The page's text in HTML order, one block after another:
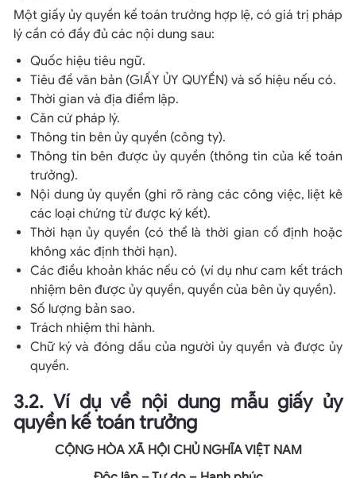
Một giấy ủy quyền kế toán trưởng hợp lệ, có giá trị pháp
lý cần có đầy đủ các nội dung sau:
Quốc hiệu tiêu ngữ.
Tiêu đề văn bản (GIẤY ỦY QUYỀN) và số hiệu nếu có.
Thời gian và địa điểm lập.
Căn cứ pháp lý.
Thông tin bên ủy quyền (công ty).
Thông tin bên được ủy quyền (thông tin của kế toán
trưởng).
Nội dung ủy quyền (ghi rõ ràng các công việc, liệt kê
các loại chứng từ được ký kết).
Thời hạn ủy quyền (có thể là thời gian cố định hoặc
không xác định thời hạn).
Các điều khoản khác nếu có (ví dụ như cam kết trách
nhiệm bên được ủy quyền, quyền của bên ủy quyền).
Số lượng bản sao.
Trách nhiệm thi hành.
Chữ ký và đóng dấu của người ủy quyền và được ủy
quyền.
3.2. Ví dụ về nội dung mẫu giấy ủy
quyền kế toán trưởng
CỘNG HÒA XÃ HỘI CHỦ NGHĨA VIỆT NAM